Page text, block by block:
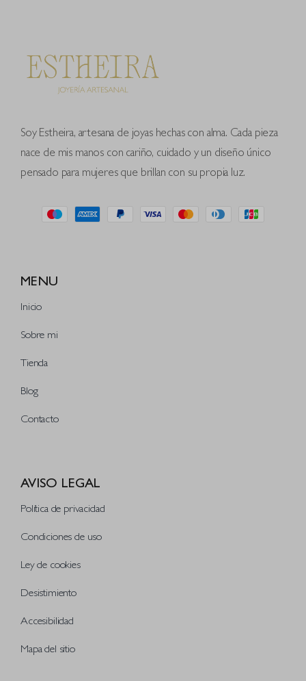
Soy Estheira, artesana de joyas hechas con alma. Cada pieza
nace de mis manos con cariño, cuidado y un diseño único
pensado para mujeres que brillan con su propia luz.
MENU
Inicio
Sobre mi
Tienda
Blog
Contacto
AVISO LEGAL
Política de privacidad
Condiciones de uso
Ley de cookies
Desistimiento
Accesibilidad
Mapa del sitio